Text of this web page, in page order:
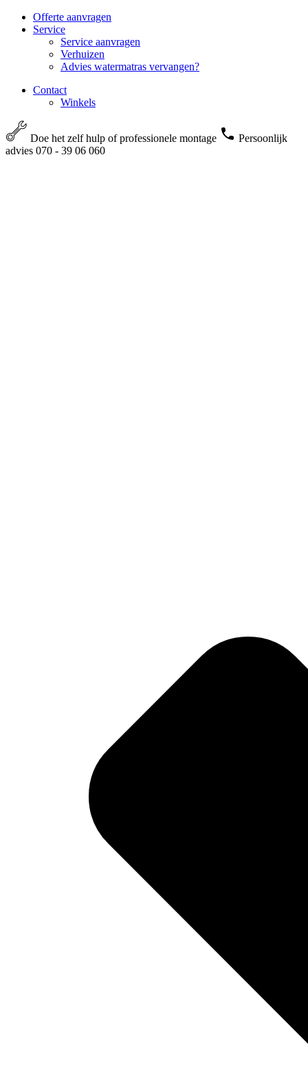
Offerte aanvragen
Service
Service aanvragen
Verhuizen
Advies watermatras vervangen?
Contact
Winkels
Doe het zelf hulp of professionele montage
Persoonlijk
advies 070 - 39 06 060